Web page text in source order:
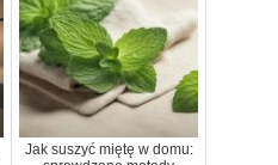
Jak suszyć miętę w domu: